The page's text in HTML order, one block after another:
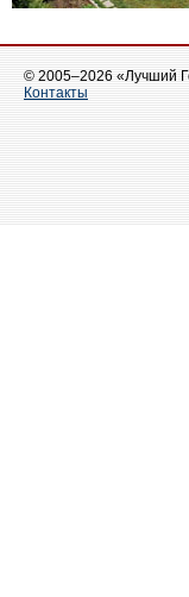
© 2005–2026 «Лучший
Контакты